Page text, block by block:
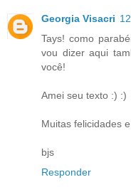
Georgia Visacri
Tays! como
vou dizer aqui
você!
Amei seu texto :) :)
Muitas felicidades
bjs
Responder